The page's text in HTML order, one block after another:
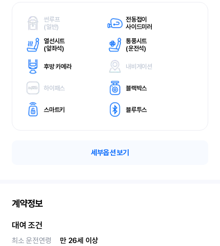
썬루프
(일반)
전동접이
사이드미러
열선시트
(앞좌석)
통풍시트
(운전석)
후방 카메라 내비게이션
하이패스 블랙박스
스마트키 블루투스
세부옵션 보기
계약정보
대여 조건
최소 운전연령
만 26세 이상